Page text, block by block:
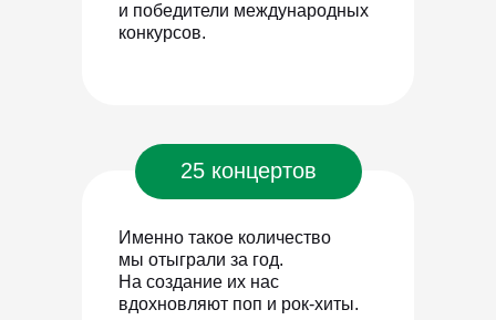
и победители международных
конкурсов.
Именно такое количество
мы отыграли за год.
На создание их нас
вдохновляют поп и рок-хиты.
25 концертов